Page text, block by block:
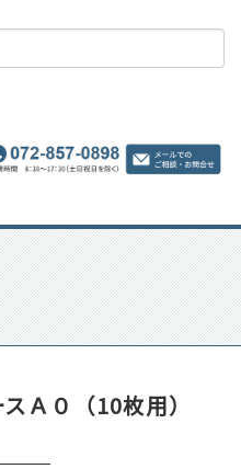
Ａ０（10枚用）